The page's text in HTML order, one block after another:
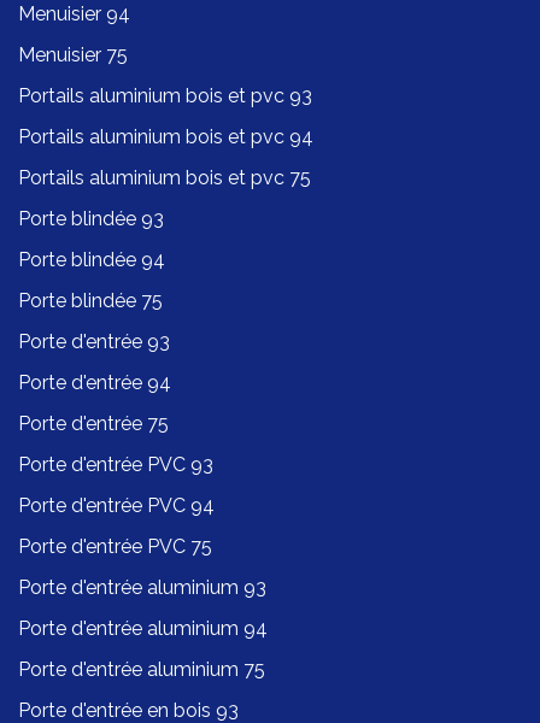
Menuisier 94
Menuisier 75
Portails aluminium bois et pvc 93
Portails aluminium bois et pvc 94
Portails aluminium bois et pvc 75
Porte blindée 93
Porte blindée 94
Porte blindée 75
Porte d'entrée 93
Porte d'entrée 94
Porte d'entrée 75
Porte d'entrée PVC 93
Porte d'entrée PVC 94
Porte d'entrée PVC 75
Porte d'entrée aluminium 93
Porte d'entrée aluminium 94
Porte d'entrée aluminium 75
Porte d'entrée en bois 93